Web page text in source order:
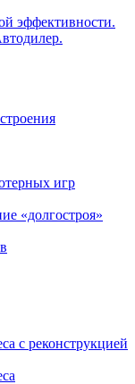
эффективности.
игр
«долгостроя»
с реконструкцией